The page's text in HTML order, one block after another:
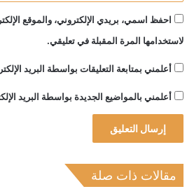
احفظ اسمي، بريدي الإلكتروني، والموقع
لاستخدامها المرة المقبلة في تعليقي.
أعلمني بمتابعة التعليقات بواسطة البريد
أعلمني بالمواضيع الجديدة بواسطة البريد
مقالات ذات صلة